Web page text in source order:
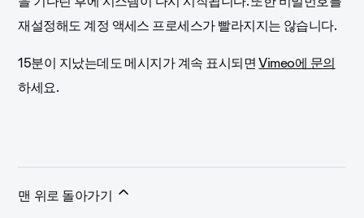
재설정해도 계정 액세스 프로세스가 빨라지지는 않습니다.
15분이 지났는데도 메시지가 계속 표시되면Vimeo에 문의
하세요.
맨 위로 돌아가기